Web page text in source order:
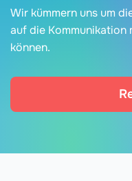
Wir kümmern uns um
auf die Kommunikation
können.